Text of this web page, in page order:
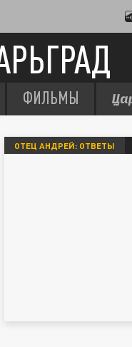
ФИЛЬМЫ
ОТЕЦ АНДРЕЙ: ОТВЕТЫ